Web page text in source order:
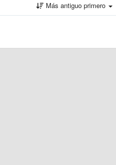
Más antiguo primero